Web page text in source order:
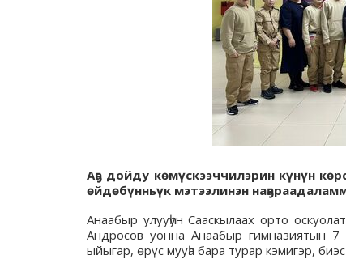
Аҕа дойду көмүскээччилэрин күнүн
өйдөбүнньүк мэтээлинэн
Анаабыр улууһун Сааскылаах орто
Андросов уонна Анаабыр гимназиятын
ыйыгар, өрүс мууһа бара турар кэмигэр,